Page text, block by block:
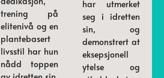
trening på
elitenivå og en
plantebasert
livsstil har hun
nådd toppen
har utmerket
seg i idretten
sin, og
demonstrert at
eksepsjonell
ytelse og